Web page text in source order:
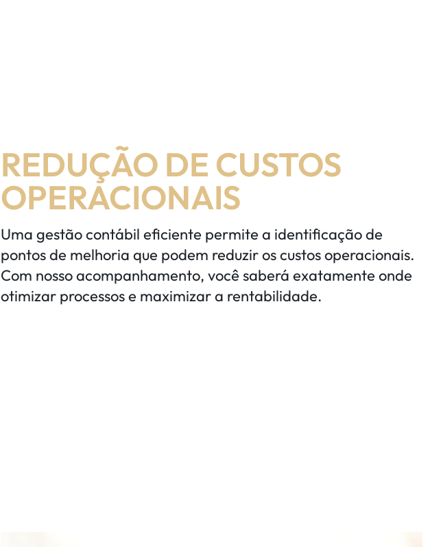
REDUÇÃO DE CUSTOS
OPERACIONAIS
Uma gestão contábil eficiente permite a identificação de
pontos de melhoria que podem reduzir os custos operacionais.
Com nosso acompanhamento, você saberá exatamente onde
otimizar processos e maximizar a rentabilidade.